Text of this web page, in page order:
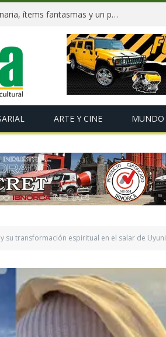
Dockweiler tras 90 días: Deuda millonaria, ítems fantasmas y un plan para salvar La Paz
ARTE Y CINE MUNDO
su transformación espiritual en el salar de Uyuni